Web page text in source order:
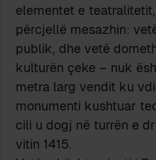
elementet e
përcjellë mesazhin:
publik, dhe vetë
kulturën çeke – nuk
metra larg vendit ku
monumenti kushtuar
cili u dogj në turrën e
vitin 1415.